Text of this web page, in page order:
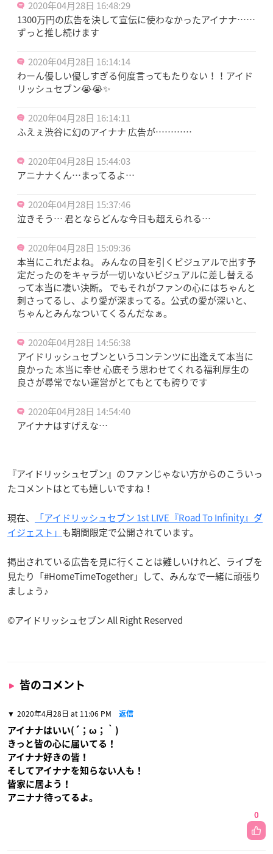
2020年04月28日 16:48:29
1300万円の広告を決して宣伝に使わなかったアイナナ……
ずっと推し続けます
2020年04月28日 16:14:14
わーん優しい優しすぎる何度言ってもたりない！！アイド
リッシュセブン😭😭✨
2020年04月28日 16:14:11
ふえぇ渋谷に幻のアイナナ 広告が…………
2020年04月28日 15:44:03
アニナナくん…まってるよ…
2020年04月28日 15:37:46
泣きそう… 君とならどんな今日も超えられる…
2020年04月28日 15:09:36
本当にこれだよね。 みんなの目を引くビジュアルで出す予
定だったのをキャラが一切いないビジュアルに差し替える
って本当に凄い決断。 でもそれがファンの心にはちゃんと
刺さってるし、より愛が深まってる。公式の愛が深いと、
ちゃんとみんなついてくるんだなぁ。
2020年04月28日 14:56:38
アイドリッシュセブンというコンテンツに出逢えて本当に
良かった 本当に幸せ 心底そう思わせてくれる福利厚生の
良さが尋常でない運営がとてもとても誇りです
2020年04月28日 14:54:40
アイナナはすげえな…
『アイドリッシュセブン』のファンじゃない方からのこういっ
たコメントはとても嬉しいですね！
現在、
「アイドリッシュセブン 1st LIVE『Road To Infinity』ダ
イジェスト」 も期間限定で公開されています。
掲出されている広告を見に行くことは難しいけれど、ライブを
見たり「#HomeTimeTogether」して、みんなで一緒に頑張り
ましょう♪
©アイドリッシュセブン All Right Reserved
皆のコメント
2020年4月28日 at 11:06 PM 返信
アイナナはいい(´；ω；｀)
きっと皆の心に届いてる！
アイナナ好きの皆！
そしてアイナナを知らない人も！
皆家に居よう！
アニナナ待ってるよ。
0